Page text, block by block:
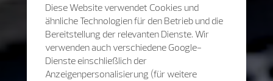
Diese Website verwendet Cookies und
ähnliche Technologien für den Betrieb und die
Bereitstellung der relevanten Dienste. Wir
verwenden auch verschiedene Google-
Dienste einschließlich der
Anzeigenpersonalisierung (für weitere